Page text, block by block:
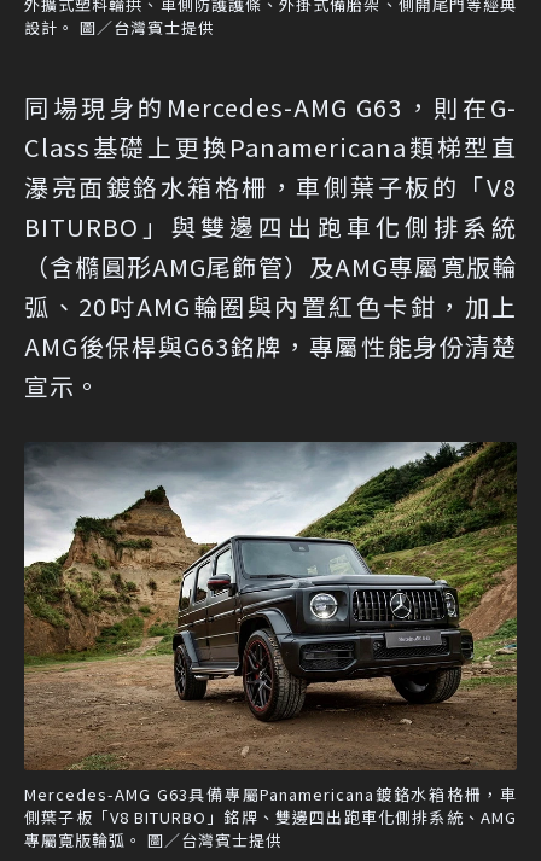
外擴式塑料輪拱、車側防護護條、外掛式備胎架、側開尾門等經典
設計。 圖／台灣賓士提供
同場現身的Mercedes-AMG G63，則在G-
Class基礎上更換Panamericana類梯型直
瀑亮面鍍鉻水箱格柵，車側葉子板的「V8
BITURBO」與雙邊四出跑車化側排系統
（含橢圓形AMG尾飾管）及AMG專屬寬版輪
弧、20吋AMG輪圈與內置紅色卡鉗，加上
AMG後保桿與G63銘牌，專屬性能身份清楚
宣示。
Mercedes-AMG G63具備專屬Panamericana鍍鉻水箱格柵，車
側葉子板「V8 BITURBO」銘牌、雙邊四出跑車化側排系統、AMG
專屬寬版輪弧。 圖／台灣賓士提供